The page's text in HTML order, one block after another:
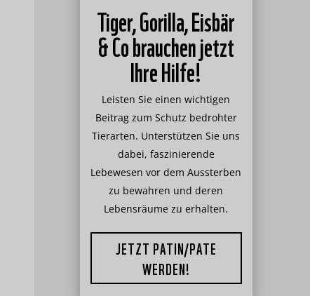
Tiger, Gorilla, Eisbär
& Co brauchen jetzt
Ihre Hilfe!
Leisten Sie einen wichtigen
Beitrag zum Schutz bedrohter
Tierarten. Unterstützen Sie uns
dabei, faszinierende
Lebewesen vor dem Aussterben
zu bewahren und deren
Lebensräume zu erhalten.
JETZT PATIN/PATE
WERDEN!